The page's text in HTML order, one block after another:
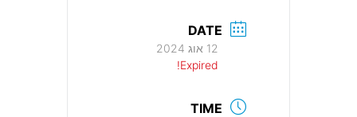
DATE
12 אוג 2024
Expired!
TIME